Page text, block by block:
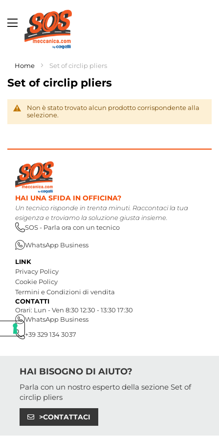
Toggle
Nav
CAGELLI ONLINE.
ANNI DI ESPERIENZA.
POI CONSIGLIAMO.
Home Set of circlip pliers
Set of circlip pliers
Non è stato trovato alcun prodotto corrispondente alla
selezione.
HAI UNA SFIDA IN OFFICINA?
Un tecnico risponde in trenta minuti. Raccontaci la tua
esigenza e troviamo la soluzione giusta insieme.
SOS - Parla ora con un tecnico
WhatsApp Business
LINK
Privacy Policy
Cookie Policy
Termini e Condizioni di vendita
CONTATTI
Orari: Lun - Ven 8:30 12:30 - 13:30 17:30
WhatsApp Business
+39 329 134 3037
HAI BISOGNO DI AIUTO?
Parla con un nostro esperto della sezione Set of
circlip pliers
>CONTATTACI